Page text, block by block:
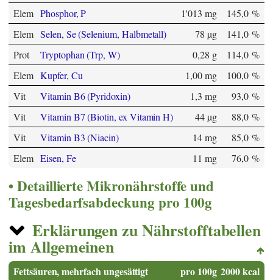
Elem Phosphor, P 1'013 mg
145,0 %
Elem Selen, Se (Selenium, Halbmetall) 78 µg
141,0 %
Prot
Tryptophan (Trp, W) 0,28 g
114,0 %
Elem Kupfer, Cu 1,00 mg
100,0 %
Vit
Vitamin B6 (Pyridoxin) 1,3 mg
93,0 %
Vit
Vitamin B7 (Biotin, ex Vitamin H) 44 µg
88,0 %
Vit
Vitamin B3 (Niacin) 14 mg
85,0 %
Elem Eisen, Fe 11 mg 76,0 %
Detaillierte Mikronährstoffe und
Tagesbedarfsabdeckung pro 100g
Erklärungen zu Nährstofftabellen
im Allgemeinen
Fettsäuren, mehrfach ungesättigt pro 100g 2000 kcal